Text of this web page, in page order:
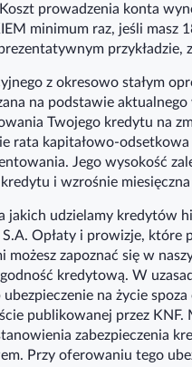
prowadzenia konta
minimum raz, jeśli
przykładzie,
z okresowo stałym
na podstawie
Twojego kredytu na
rata kapitałowo-
Jego wysokość
i wzrośnie
jakich udzielamy kredytów
Opłaty i prowizje,
możesz zapoznać się w
kredytową. W
na życie
publikowanej przez
zabezpieczenia
Przy oferowaniu tego